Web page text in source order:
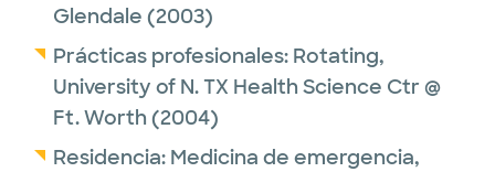
Glendale (2003)
Prácticas profesionales: Rotating,
University of N. TX Health Science Ctr @
Ft. Worth (2004)
Residencia: Medicina de emergencia,